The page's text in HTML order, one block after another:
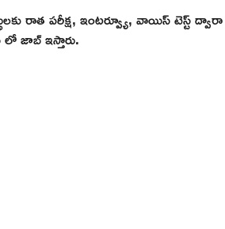
రాత పరీక్ష, ఇంటర్వ్యూ, వాయిస్ టెస్ట్ ద్వారా
జాబ్ ఇస్తారు.